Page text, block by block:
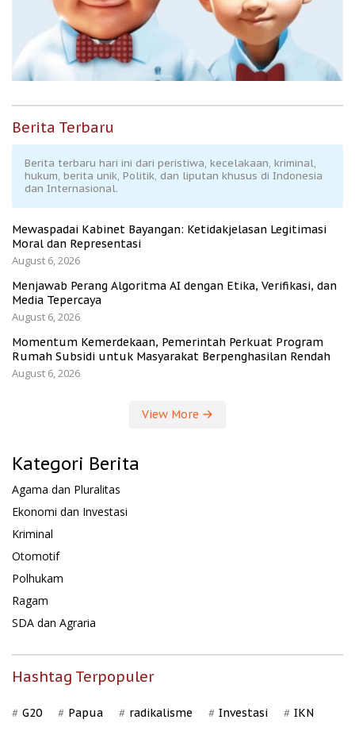
Berita Terbaru
Berita terbaru hari ini dari peristiwa, kecelakaan, kriminal,
hukum, berita unik, Politik, dan liputan khusus di Indonesia
dan Internasional.
Mewaspadai Kabinet Bayangan: Ketidakjelasan Legitimasi
Moral dan Representasi
August 6, 2026
Menjawab Perang Algoritma AI dengan Etika, Verifikasi, dan
Media Tepercaya
August 6, 2026
Momentum Kemerdekaan, Pemerintah Perkuat Program
Rumah Subsidi untuk Masyarakat Berpenghasilan Rendah
August 6, 2026
View More
Kategori Berita
Agama dan Pluralitas
Ekonomi dan Investasi
Kriminal
Otomotif
Polhukam
Ragam
SDA dan Agraria
Hashtag Terpopuler
G20 Papua radikalisme Investasi IKN